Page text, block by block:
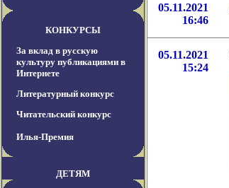
КОНКУРСЫ
За вклад в русскую
культуру публикациями в
Интернете
Литературный конкурс
Читательский конкурс
Илья-Премия
ДЕТЯМ
05.11.2021
16:46
05.11.2021
15:24